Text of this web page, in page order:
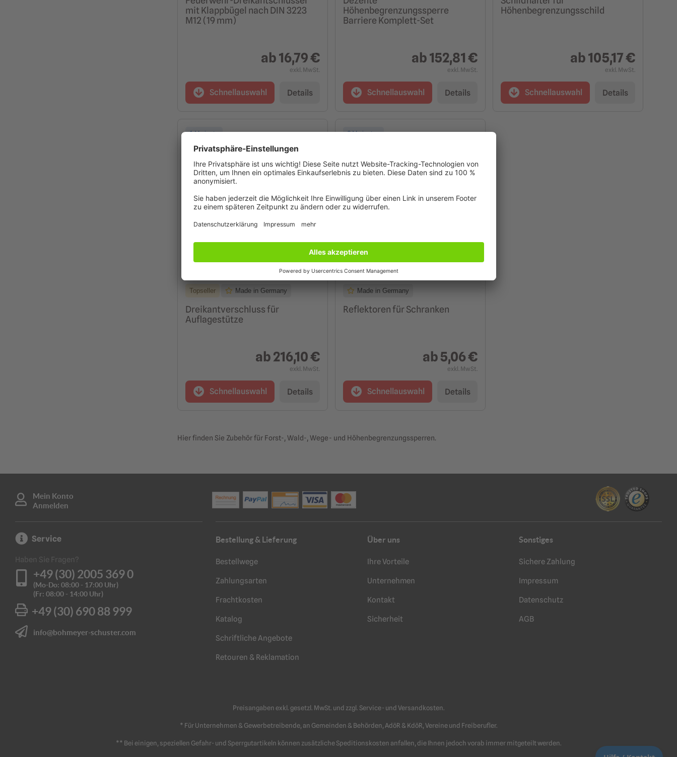
mit Klappbügel nach DIN 3223
M12 (19 mm)
ab16,79 €
exkl. MwSt.
Schnellauswahl Details
Höhenbegrenzungssperre
Barriere Komplett-Set
ab152,81 €
exkl. MwSt.
Schnellauswahl Details
Höhenbegrenzungsschild
ab105,17 €
exkl. MwSt.
Schnellauswahl Details
1 Variante
Topseller Made in Germany
Dreikantverschluss für
Auflagestütze
ab216,10 €
exkl. MwSt.
Schnellauswahl Details
6 Varianten
Made in Germany
Reflektoren für Schranken
ab5,06 €
exkl. MwSt.
Schnellauswahl Details
Hier finden Sie Zubehör für Forst-, Wald-, Wege- und Höhenbegrenzungssperren.
Mein Konto
Anmelden
Service
Haben Sie Fragen?
+49 (30) 2005 369 0
(Mo-Do: 08:00 - 17:00 Uhr)
(Fr: 08:00 - 14:00 Uhr)
+49 (30) 690 88 999
info@bohmeyer-schuster.com
Bestellung & Lieferung
Bestellwege
Zahlungsarten
Frachtkosten
Katalog
Schriftliche Angebote
Retouren & Reklamation
Über uns
Ihre Vorteile
Unternehmen
Kontakt
Sicherheit
Sonstiges
Sichere Zahlung
Impressum
Datenschutz
AGB
Preisangaben exkl. gesetzl. MwSt. und zzgl. Service- und Versandkosten.
* Für Unternehmen & Gewerbetreibende, an Gemeinden & Behörden, AdöR & KdöR, Vereine und Freiberufler.
** Bei einigen, speziellen Gefahr- und Sperrgutartikeln können zusätzliche Speditionskosten anfallen, die Ihnen jedoch vorab immer mitgeteilt werden.